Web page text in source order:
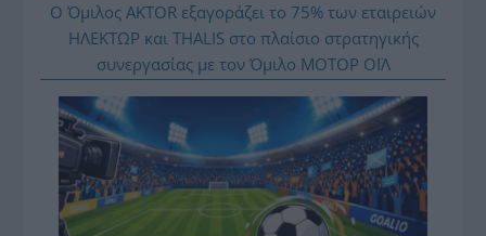
Ο Όμιλος AKTOR εξαγοράζει το 75% των εταιρειών
ΗΛΕΚΤΩΡ και THALIS στο πλαίσιο στρατηγικής
συνεργασίας με τον Όμιλο ΜΟΤΟΡ ΟΪΛ